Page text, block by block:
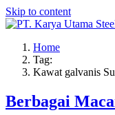
Skip to content
Home
Tag:
Kawat galvanis
Berbagai